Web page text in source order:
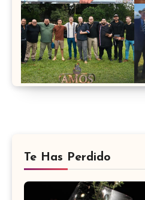
Te Has Perdido